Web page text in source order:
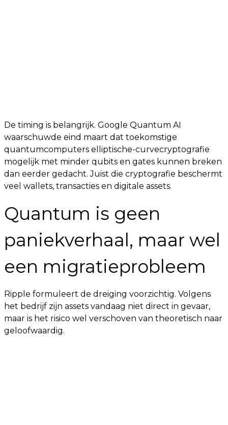
De timing is belangrijk. Google Quantum AI
waarschuwde eind maart dat toekomstige
quantumcomputers elliptische-curvecryptografie
mogelijk met minder qubits en gates kunnen breken
dan eerder gedacht. Juist die cryptografie beschermt
veel wallets, transacties en digitale assets.
Quantum is geen
paniekverhaal, maar wel
een migratieprobleem
Ripple formuleert de dreiging voorzichtig. Volgens
het bedrijf zijn assets vandaag niet direct in gevaar,
maar is het risico wel verschoven van theoretisch naar
geloofwaardig.